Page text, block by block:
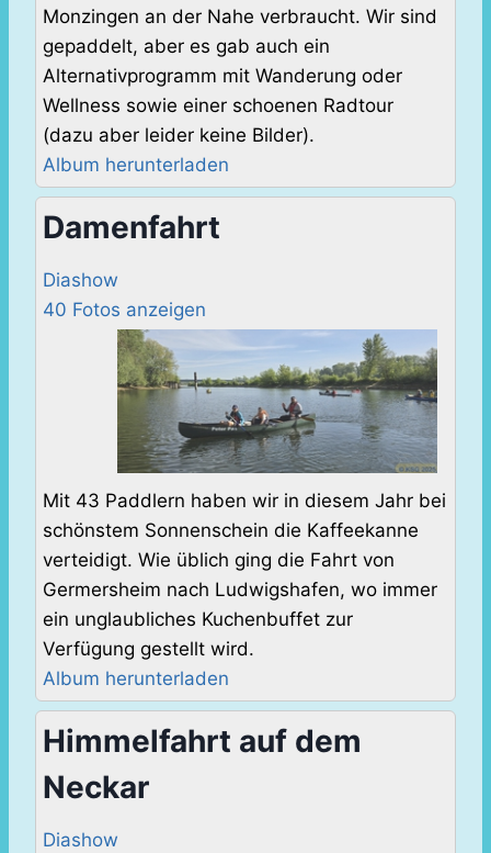
Monzingen an der Nahe verbraucht. Wir sind
gepaddelt, aber es gab auch ein
Alternativprogramm mit Wanderung oder
Wellness sowie einer schoenen Radtour
(dazu aber leider keine Bilder).
Album herunterladen
Damenfahrt
Diashow
40 Fotos anzeigen
Mit 43 Paddlern haben wir in diesem Jahr bei
schönstem Sonnenschein die Kaffeekanne
verteidigt. Wie üblich ging die Fahrt von
Germersheim nach Ludwigshafen, wo immer
ein unglaubliches Kuchenbuffet zur
Verfügung gestellt wird.
Album herunterladen
Himmelfahrt auf dem
Neckar
Diashow